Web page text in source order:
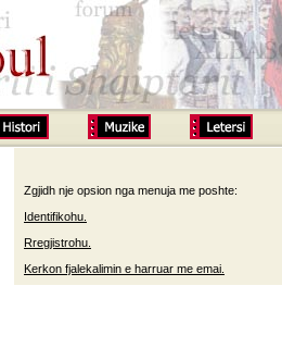
Zgjidh nje opsion nga menuja me poshte:
Identifikohu.
Rregjistrohu.
Kerkon fjalekalimin e harruar me emai.